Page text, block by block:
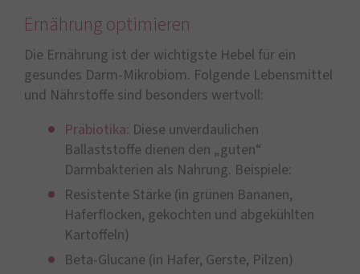
Ernährung optimieren
Die Ernährung ist der wichtigste Hebel für ein
gesundes Darm-Mikrobiom. Folgende Lebensmittel
und Nährstoffe sind besonders wertvoll:
Präbiotika: Diese unverdaulichen
Ballaststoffe dienen den „guten“
Darmbakterien als Nahrung. Beispiele:
Resistente Stärke (in grünen Bananen,
Haferflocken, gekochten und abgekühlten
Kartoffeln)
Beta-Glucane (in Hafer, Gerste, Pilzen)